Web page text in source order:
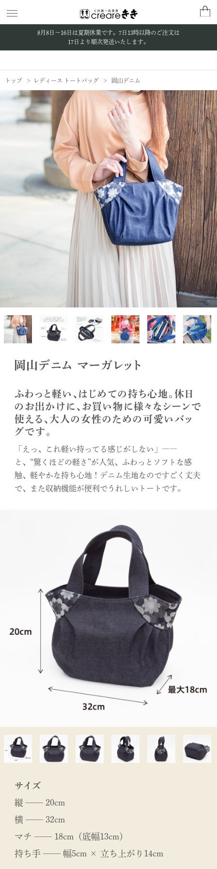
8月8日〜16日は夏期休業です。 7日13時以降のご注文は
17日より順次発送いたします。
トップ レディース トートバッグ 岡山デニム
岡山デニム マーガレット
ふわっと軽い、はじめての持ち心地。休日
のお出かけに、お買い物に様々なシーンで
使える、大人の女性のための可愛いバッ
グです。
「えっ、これ軽い持ってる感じがしない」――
と、“驚くほどの軽さ”が人気、ふわっとソフトな感
触、軽やかな持ち心地！デニム生地なのですごく丈夫
で、また収納機能が便利でうれしいトートです。
サイズ
縦 ── 20cm
横 ── 32cm
マチ ── 18cm（底幅13cm）
持ち手 ── 幅5cm × 立ち上がり14cm